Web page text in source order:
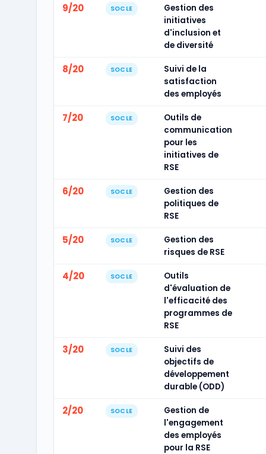
9/20 SOCLE
Gestion des
initiatives
d'inclusion et
de diversité
8/20 SOCLE
Suivi de la
satisfaction
des employés
7/20 SOCLE
Outils de
communication
pour les
initiatives de
RSE
6/20 SOCLE
Gestion des
politiques de
RSE
5/20 SOCLE
Gestion des
risques de RSE
4/20 SOCLE
Outils
d'évaluation de
l'efficacité des
programmes de
RSE
3/20 SOCLE
Suivi des
objectifs de
développement
durable (ODD)
2/20 SOCLE
Gestion de
l'engagement
des employés
pour la RSE